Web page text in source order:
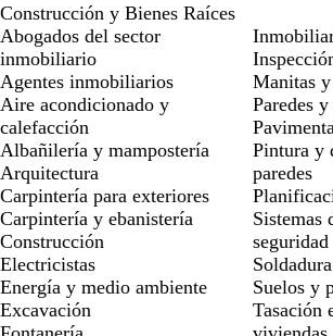
Construcción y Bienes Raíces
Abogados del sector
inmobiliario
Agentes inmobiliarios
Aire acondicionado y
calefacción
Albañilería y mampostería
Arquitectura
Carpintería para exteriores
Carpintería y ebanistería
Construcción
Electricistas
Energía y medio ambiente
Excavación
Manitas
Paredes
Pintura y
paredes
Sistemas
seguridad
Suelos y
Tasación